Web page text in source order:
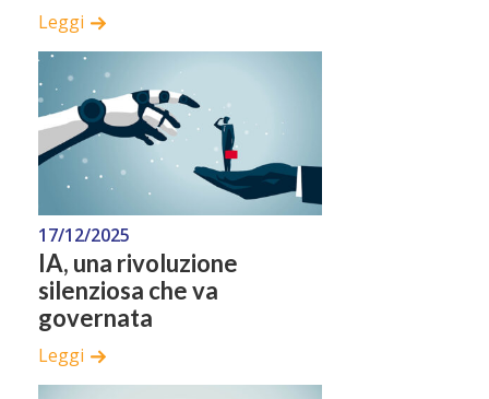
Leggi
17/12/2025
IA, una rivoluzione
silenziosa che va
governata
Leggi